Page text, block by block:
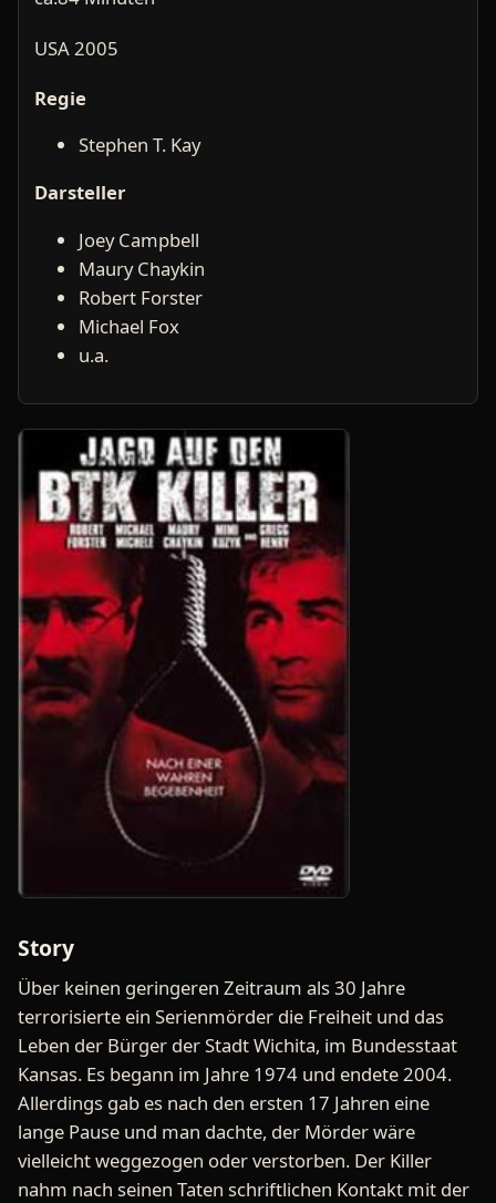
USA 2005
Regie
Stephen T. Kay
Darsteller
Joey Campbell
Maury Chaykin
Robert Forster
Michael Fox
u.a.
Story
Über keinen geringeren Zeitraum als 30 Jahre
terrorisierte ein Serienmörder die Freiheit und das
Leben der Bürger der Stadt Wichita, im Bundesstaat
Kansas. Es begann im Jahre 1974 und endete 2004.
Allerdings gab es nach den ersten 17 Jahren eine
lange Pause und man dachte, der Mörder wäre
vielleicht weggezogen oder verstorben. Der Killer
nahm nach seinen Taten schriftlichen Kontakt mit der